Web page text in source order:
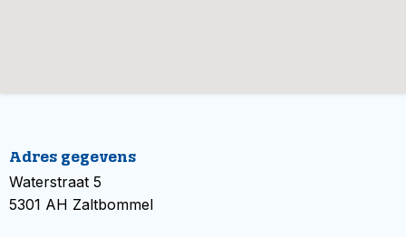
Adres gegevens
Waterstraat 5
5301 AH Zaltbommel